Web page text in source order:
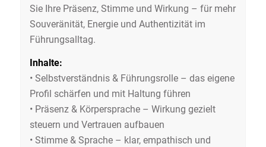
Sie Ihre Präsenz, Stimme und Wirkung – für mehr
Souveränität, Energie und Authentizität im
Führungsalltag.
Inhalte:
• Selbstverständnis & Führungsrolle – das eigene
Profil schärfen und mit Haltung führen
• Präsenz & Körpersprache – Wirkung gezielt
steuern und Vertrauen aufbauen
• Stimme & Sprache – klar, empathisch und